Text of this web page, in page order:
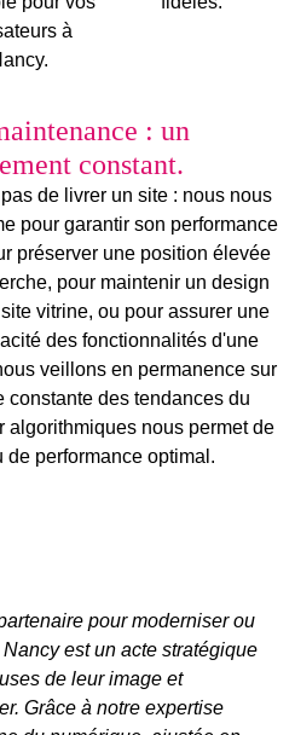
à
: un
constant.
de livrer un site : nous nous
pour garantir son performance
préserver une position élevée
pour maintenir un design
vitrine, ou pour assurer une
des fonctionnalités d'une
veillons en permanence sur
constante des tendances du
algorithmiques nous permet de
de performance optimal.
pour moderniser ou
Nancyest un acte stratégique
de leur image et
Grâce à notre expertise